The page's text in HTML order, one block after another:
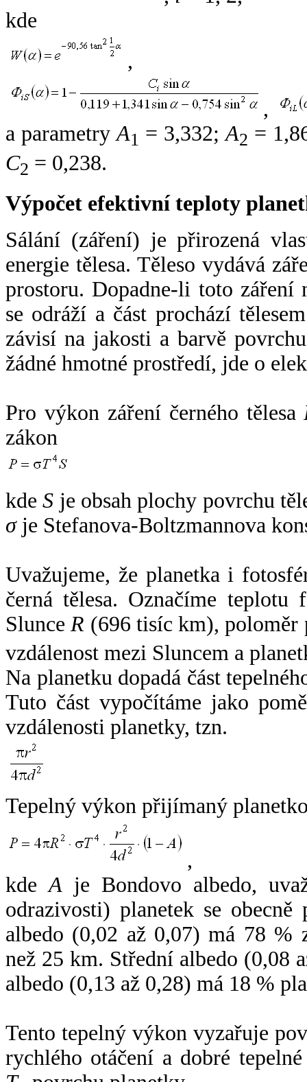
kde
,
,
a parametryA1 = 3,332;A2 =
C2 = 0,238.
Výpočet efektivní teploty
Sálání (záření) je přirozená
energie tělesa. Těleso vydává
prostoru. Dopadne-li toto záření
se odráží a část prochází
závisí na jakosti a barvě
žádné hmotné prostředí, jde o
Pro výkon záření černého tělesa
zákon
kdeS je obsah plochy povrchu
σje Stefanova-Boltzmannova
Uvažujeme, že planetka i
černá tělesa. Označíme
SlunceR (696 tisíc km),
vzdálenost mezi Sluncem a
Na planetku dopadá část
Tuto část vypočítáme jako
vzdálenosti planetky, tzn.
Tepelný výkon přijímaný
,
kdeA je Bondovo albedo,
odrazivosti) planetek se
albedo (0,02 až 0,07) má 78 %
než 25 km. Střední albedo (0,08
albedo (0,13 až 0,28) má 18 %
Tento tepelný výkon vyzařuje
rychlého otáčení a dobré